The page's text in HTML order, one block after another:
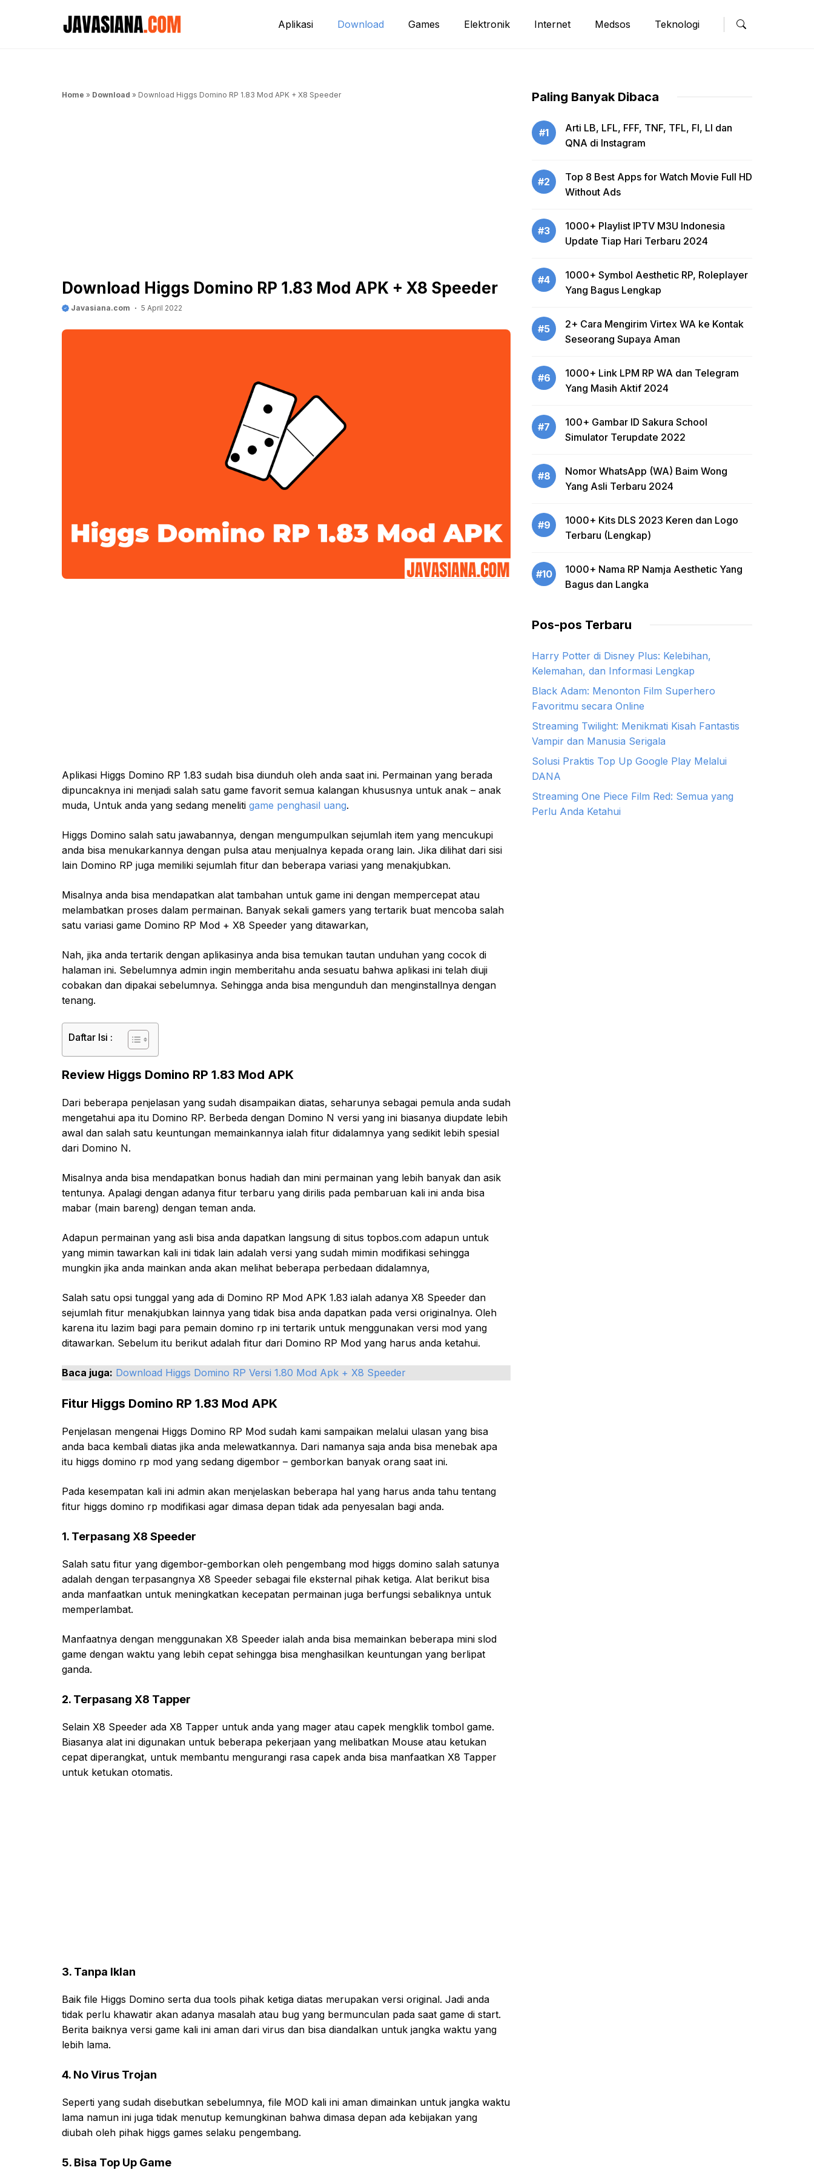
Aplikasi Download Games Elektronik Internet Medsos Teknologi
Home » Download » Download Higgs Domino RP 1.83 Mod APK + X8 Speeder
Download Higgs Domino RP 1.83 Mod APK + X8 Speeder
Javasiana.com 5 April 2022
Aplikasi Higgs Domino RP 1.83 sudah bisa diunduh oleh anda saat ini. Permainan yang berada
dipuncaknya ini menjadi salah satu game favorit semua kalangan khususnya untuk anak – anak
muda, Untuk anda yang sedang meneliti game penghasil uang.
Higgs Domino salah satu jawabannya, dengan mengumpulkan sejumlah item yang mencukupi
anda bisa menukarkannya dengan pulsa atau menjualnya kepada orang lain. Jika dilihat dari sisi
lain Domino RP juga memiliki sejumlah fitur dan beberapa variasi yang menakjubkan.
Misalnya anda bisa mendapatkan alat tambahan untuk game ini dengan mempercepat atau
melambatkan proses dalam permainan. Banyak sekali gamers yang tertarik buat mencoba salah
satu variasi game Domino RP Mod + X8 Speeder yang ditawarkan,
Nah, jika anda tertarik dengan aplikasinya anda bisa temukan tautan unduhan yang cocok di
halaman ini. Sebelumnya admin ingin memberitahu anda sesuatu bahwa aplikasi ini telah diuji
cobakan dan dipakai sebelumnya. Sehingga anda bisa mengunduh dan menginstallnya dengan
tenang.
Daftar Isi :
Review Higgs Domino RP 1.83 Mod APK
Dari beberapa penjelasan yang sudah disampaikan diatas, seharunya sebagai pemula anda sudah
mengetahui apa itu Domino RP. Berbeda dengan Domino N versi yang ini biasanya diupdate lebih
awal dan salah satu keuntungan memainkannya ialah fitur didalamnya yang sedikit lebih spesial
dari Domino N.
Misalnya anda bisa mendapatkan bonus hadiah dan mini permainan yang lebih banyak dan asik
tentunya. Apalagi dengan adanya fitur terbaru yang dirilis pada pembaruan kali ini anda bisa
mabar (main bareng) dengan teman anda.
Adapun permainan yang asli bisa anda dapatkan langsung di situs topbos.com adapun untuk
yang mimin tawarkan kali ini tidak lain adalah versi yang sudah mimin modifikasi sehingga
mungkin jika anda mainkan anda akan melihat beberapa perbedaan didalamnya,
Salah satu opsi tunggal yang ada di Domino RP Mod APK 1.83 ialah adanya X8 Speeder dan
sejumlah fitur menakjubkan lainnya yang tidak bisa anda dapatkan pada versi originalnya. Oleh
karena itu lazim bagi para pemain domino rp ini tertarik untuk menggunakan versi mod yang
ditawarkan. Sebelum itu berikut adalah fitur dari Domino RP Mod yang harus anda ketahui.
Baca juga: Download Higgs Domino RP Versi 1.80 Mod Apk + X8 Speeder
Fitur Higgs Domino RP 1.83 Mod APK
Penjelasan mengenai Higgs Domino RP Mod sudah kami sampaikan melalui ulasan yang bisa
anda baca kembali diatas jika anda melewatkannya. Dari namanya saja anda bisa menebak apa
itu higgs domino rp mod yang sedang digembor – gemborkan banyak orang saat ini.
Pada kesempatan kali ini admin akan menjelaskan beberapa hal yang harus anda tahu tentang
fitur higgs domino rp modifikasi agar dimasa depan tidak ada penyesalan bagi anda.
1. Terpasang X8 Speeder
Salah satu fitur yang digembor-gemborkan oleh pengembang mod higgs domino salah satunya
adalah dengan terpasangnya X8 Speeder sebagai file eksternal pihak ketiga. Alat berikut bisa
anda manfaatkan untuk meningkatkan kecepatan permainan juga berfungsi sebaliknya untuk
memperlambat.
Manfaatnya dengan menggunakan X8 Speeder ialah anda bisa memainkan beberapa mini slod
game dengan waktu yang lebih cepat sehingga bisa menghasilkan keuntungan yang berlipat
ganda.
2. Terpasang X8 Tapper
Selain X8 Speeder ada X8 Tapper untuk anda yang mager atau capek mengklik tombol game.
Biasanya alat ini digunakan untuk beberapa pekerjaan yang melibatkan Mouse atau ketukan
cepat diperangkat, untuk membantu mengurangi rasa capek anda bisa manfaatkan X8 Tapper
untuk ketukan otomatis.
3. Tanpa Iklan
Baik file Higgs Domino serta dua tools pihak ketiga diatas merupakan versi original. Jadi anda
tidak perlu khawatir akan adanya masalah atau bug yang bermunculan pada saat game di start.
Berita baiknya versi game kali ini aman dari virus dan bisa diandalkan untuk jangka waktu yang
lebih lama.
4. No Virus Trojan
Seperti yang sudah disebutkan sebelumnya, file MOD kali ini aman dimainkan untuk jangka waktu
lama namun ini juga tidak menutup kemungkinan bahwa dimasa depan ada kebijakan yang
diubah oleh pihak higgs games selaku pengembang.
5. Bisa Top Up Game
Paling Banyak Dibaca
#1
Arti LB, LFL, FFF, TNF, TFL, FI, LI dan
QNA di Instagram
#2
Top 8 Best Apps for Watch Movie Full HD
Without Ads
#3
1000+ Playlist IPTV M3U Indonesia
Update Tiap Hari Terbaru 2024
#4
1000+ Symbol Aesthetic RP, Roleplayer
Yang Bagus Lengkap
#5
2+ Cara Mengirim Virtex WA ke Kontak
Seseorang Supaya Aman
#6
1000+ Link LPM RP WA dan Telegram
Yang Masih Aktif 2024
#7
100+ Gambar ID Sakura School
Simulator Terupdate 2022
#8
Nomor WhatsApp (WA) Baim Wong
Yang Asli Terbaru 2024
#9
1000+ Kits DLS 2023 Keren dan Logo
Terbaru (Lengkap)
#10
1000+ Nama RP Namja Aesthetic Yang
Bagus dan Langka
Pos-pos Terbaru
Harry Potter di Disney Plus: Kelebihan,
Kelemahan, dan Informasi Lengkap
Black Adam: Menonton Film Superhero
Favoritmu secara Online
Streaming Twilight: Menikmati Kisah Fantastis
Vampir dan Manusia Serigala
Solusi Praktis Top Up Google Play Melalui
DANA
Streaming One Piece Film Red: Semua yang
Perlu Anda Ketahui